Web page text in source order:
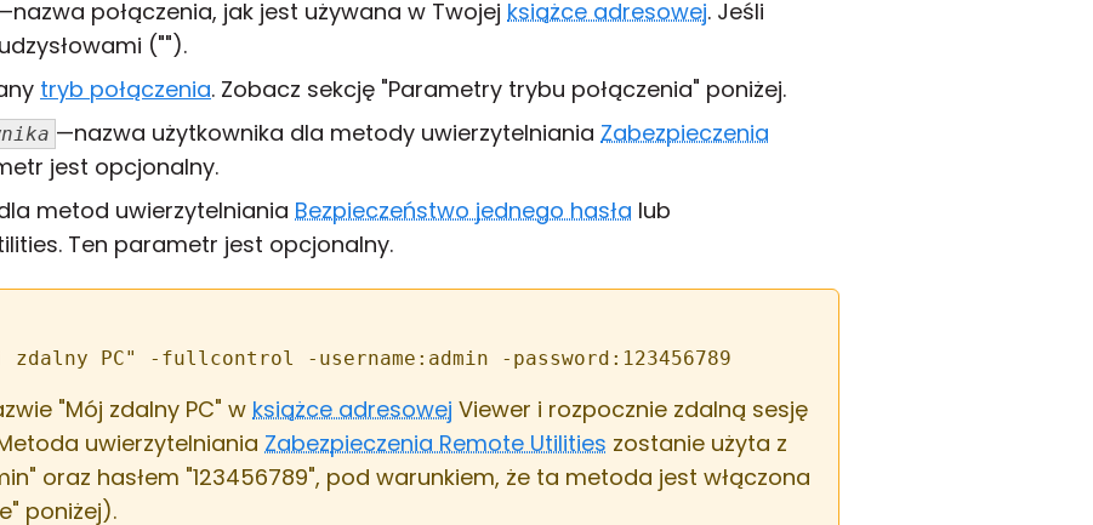
połączenia, jak jest używana w Twojej książce adresowej. Jeśli
("").
tryb połączenia. Zobacz sekcję "Parametry trybu połączenia" poniżej.
—nazwa użytkownika dla metody uwierzytelniania Zabezpieczenia
jest opcjonalny.
metod uwierzytelniania Bezpieczeństwo jednego hasła lub
Ten parametr jest opcjonalny.
zdalny PC" -fullcontrol -username:admin -password:123456789
"Mój zdalny PC" w książce adresowej Viewer i rozpocznie zdalną sesję
uwierzytelniania Zabezpieczenia Remote Utilities zostanie użyta z
oraz hasłem "123456789", pod warunkiem, że ta metoda jest włączona
poniżej).